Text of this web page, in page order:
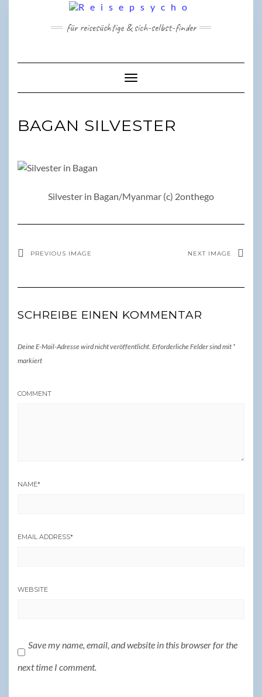
für reisesüchtige & sich-selbst-finder
Toggle Navigation
BAGAN SILVESTER
Silvester in Bagan/Myanmar (c) 2onthego
PREVIOUS IMAGE NEXT IMAGE
SCHREIBE EINEN KOMMENTAR
Deine E-Mail-Adresse wird nicht veröffentlicht. Erforderliche Felder sind mit *
markiert
COMMENT
NAME*
EMAIL ADDRESS*
WEBSITE
Save my name, email, and website in this browser for the
next time I comment.